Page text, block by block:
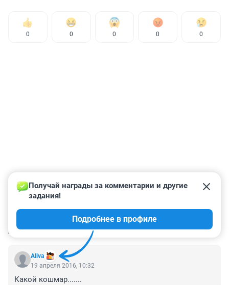
0 0 0 0 0
КОММЕНТАРИИ 6
Aliva
Получай награды за комментарии и другие
задания!
Подробнее в профиле
19 апреля 2016, 10:32
Какой кошмар.......